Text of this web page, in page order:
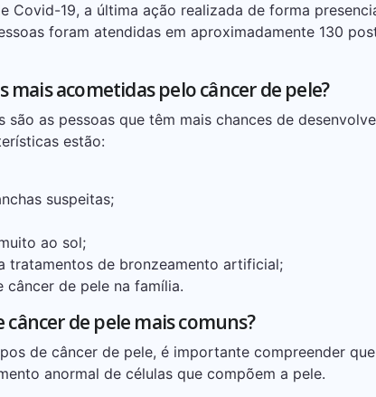
Covid-19, a última ação realizada de forma
foram atendidas em aproximadamente 130
mais acometidas pelo câncer de pele?
são as pessoas que têm mais chances de
estão:
suspeitas;
ao sol;
tratamentos de bronzeamento artificial;
câncer de pele na família.
câncer de pele mais comuns?
de câncer de pele, é importante compreender
anormal de células que compõem a pele.